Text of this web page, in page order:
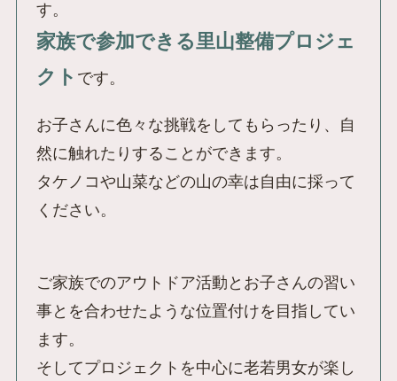
す。
家族で参加できる里山整備プロジェ
クト です。
お子さんに色々な挑戦をしてもらったり、自
然に触れたりすることができます。
タケノコや山菜などの山の幸は自由に採って
ください。
ご家族でのアウトドア活動とお子さんの習い
事とを合わせたような位置付けを目指してい
ます。
そしてプロジェクトを中心に老若男女が楽し